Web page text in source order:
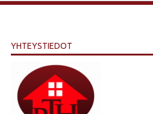
YHTEYSTIEDOT